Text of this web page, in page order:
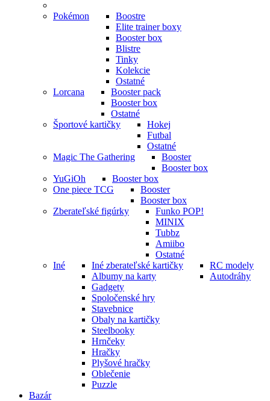
Pokémon
Boostre
Elite trainer boxy
Booster box
Blistre
Tinky
Kolekcie
Ostatné
Lorcana
Booster pack
Booster box
Ostatné
Športové kartičky
Hokej
Futbal
Ostatné
Magic The Gathering
Booster
Booster box
YuGiOh
Booster box
One piece TCG
Booster
Booster box
Zberateľské figúrky
Funko POP!
MINIX
Tubbz
Amiibo
Ostatné
Iné
Iné zberateľské kartičky
Albumy na karty
Gadgety
Spoločenské hry
Stavebnice
Obaly na kartičky
Steelbooky
Hrnčeky
Hračky
Plyšové hračky
Oblečenie
Puzzle
RC modely
Autodráhy
Bazár